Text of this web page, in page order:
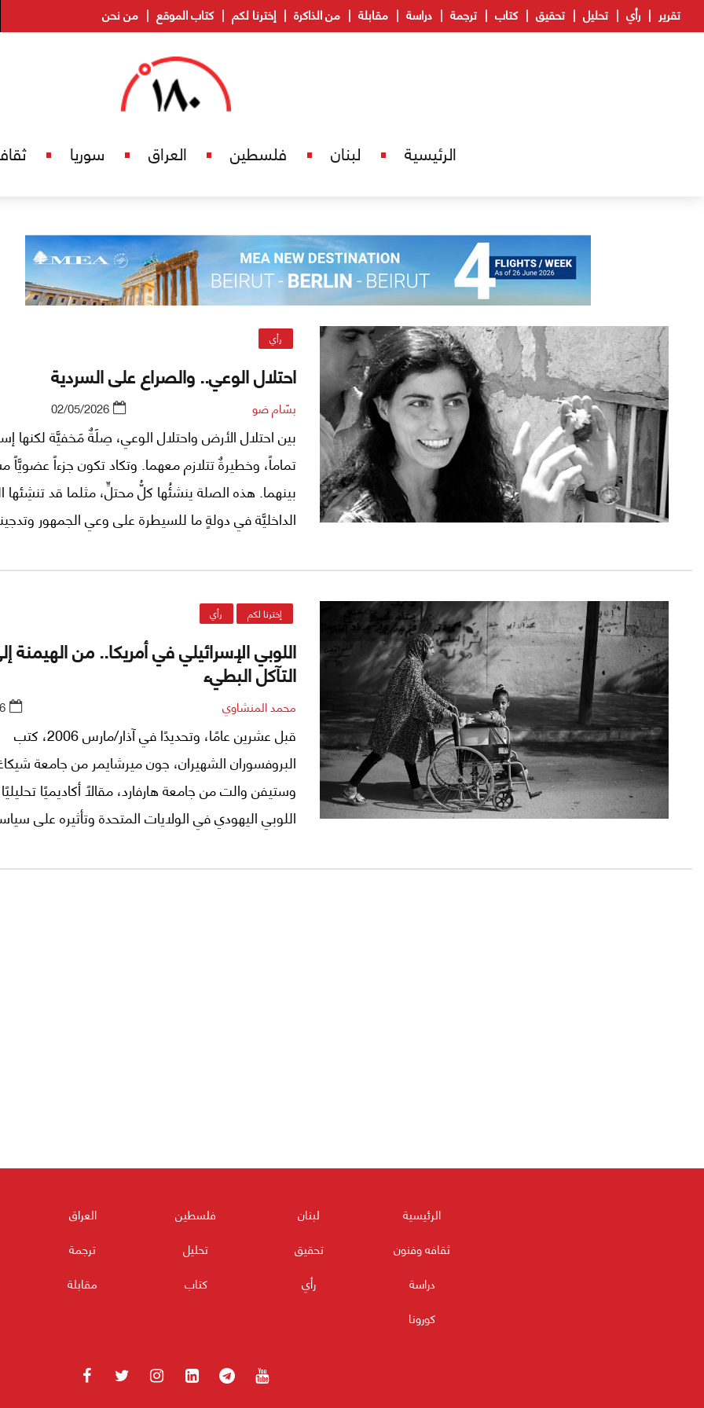
تقرير رأي تحليل تحقيق كتاب ترجمة دراسة مقابلة من الذاكرة إخترنا لكم كتاب الموقع من نحن
الرئيسية لبنان فلسطين العراق سوريا
رأي
احتلال الوعي.. والصراع على السردية
بسّام ضو 02/05/2026
بين احتلال الأرض واحتلال الوعي، صِلَةٌ مَخفيَّة لكنها
تماماً، وخطيرةٌ تتلازم معهما. وتكاد تكون جزءاً عضويَّاً
بينهما. هذه الصلة ينشئُها كلُّ محتلٍّ، مثلما قد
الداخليَّة في دولةٍ ما للسيطرة على وعي الجمهور
مباشرة للعيان. لها طابع التسلُّل اللحْظَويِّ التراكُمي.
تؤثِّر في "اللاوعي الجمْعي"، كي تصنع لاحقاً مؤثرات
في "الوعي العام"، وتنتج سلوكيَّات تتواءم مع مصالح
وتخلق قابليَّةً جاهزة للانسياق وراءَ مَن ينظِّمها، فيصبح
المستعمَرُ(بفتح الميم) يتبنّى خطاب المستعمِر(بكسر
وسرديّتَه، وتنشأ لديه حالة "استلاب الوعي"، وفقاً
فانون" في روايته "معذّبو الأرض" التي ناقش فيها
الحالة على مستقبل الشعوب التي تواجه الاحتلال.
إخترنا لكم رأي
اللوبي الإسرائيلي في أمريكا.. من الهيمنة
التآكل البطيء
محمد المنشاوي
قبل عشرين عامًا، وتحديدًا في آذار/مارس 2006، كتب
البروفسوران الشهيران، جون ميرشايمر من جامعة
وستيفن والت من جامعة هارفارد، مقالًا أكاديميًا
اللوبي اليهودي في الولايات المتحدة وتأثيره على
المقال، رفضت المجلة الشهيرة نشره على خلفية ما
الرئيسية لبنان فلسطين العراق
ثقافه وفنون
تحقيق تحليل ترجمة
دراسة
رأي كتاب مقابلة
كورونا